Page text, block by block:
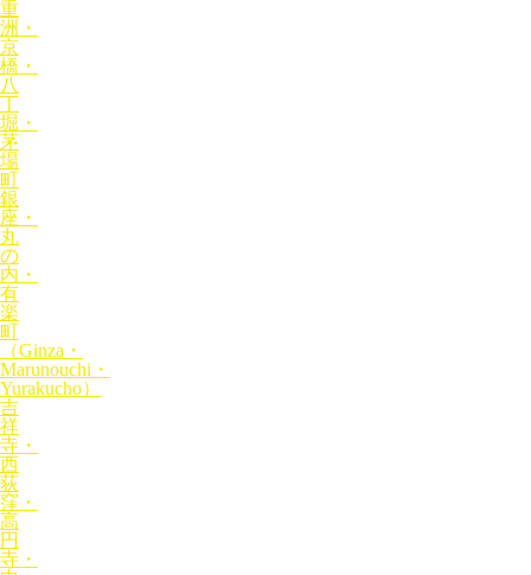
重
洲・
京
橋・
八
丁
堀・
茅
場
町
銀
座・
丸
の
内・
有
楽
町
（Ginza・
Marunouchi・
Yurakucho）
吉
祥
寺・
西
荻
窪・
高
円
寺・